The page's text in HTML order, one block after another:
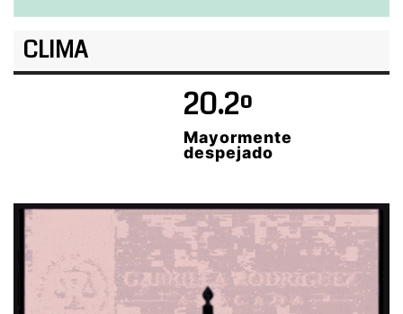
CLIMA
20.2º
Mayormente
despejado